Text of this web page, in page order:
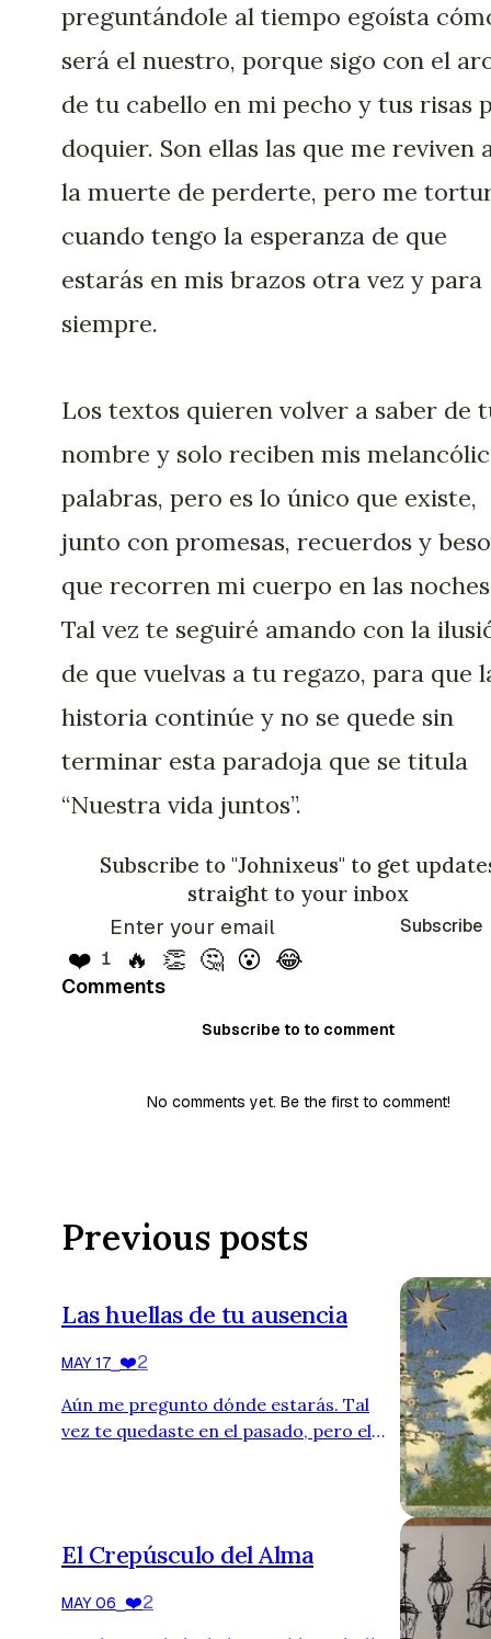
preguntándole al tiempo egoísta
será el nuestro, porque sigo con el
de tu cabello en mi pecho y tus risas
doquier. Son ellas las que me reviven
la muerte de perderte, pero me
cuando tengo la esperanza de que
estarás en mis brazos otra vez y para
siempre.
Los textos quieren volver a saber de
nombre y solo reciben mis
palabras, pero es lo único que existe,
junto con promesas, recuerdos y
que recorren mi cuerpo en las
Tal vez te seguiré amando con la
de que vuelvas a tu regazo, para que
historia continúe y no se quede sin
terminar esta paradoja que se titula
“Nuestra vida juntos”.
Subscribe to "Johnixeus" to get
straight to your inbox
Subscribe
❤️ 1 🔥 👏 🤔 😮 😂
Comments
Subscribe to to comment
No comments yet. Be the first to comment!
Previous posts
Las huellas de tu ausencia
MAY 17 ❤️2
Aún me pregunto dónde estarás. Tal
vez te quedaste en el pasado, pero el
de mi vida. Sigo escribiendo para
ausencia agrietó mi corazón; cosas que
El Crepúsculo del Alma
MAY 06 ❤️2